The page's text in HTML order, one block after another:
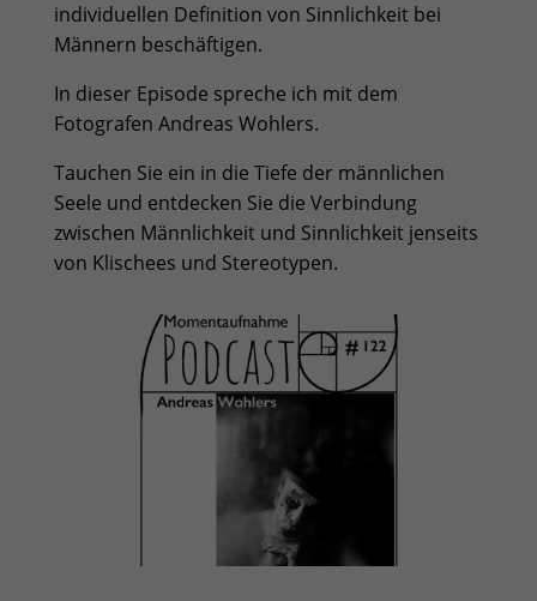
individuellen Definition von Sinnlichkeit bei
Männern beschäftigen.
In dieser Episode spreche ich mit dem
Fotografen Andreas Wohlers.
Tauchen Sie ein in die Tiefe der männlichen
Seele und entdecken Sie die Verbindung
zwischen Männlichkeit und Sinnlichkeit jenseits
von Klischees und Stereotypen.